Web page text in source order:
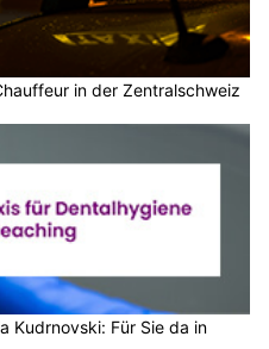
in der Zentralschweiz
Kudrnovski: Für Sie da in